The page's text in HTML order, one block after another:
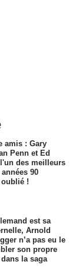
amis : Gary
Penn et Ed
des meilleurs
90
!
est sa
Arnold
n’a pas eu le
son propre
la saga